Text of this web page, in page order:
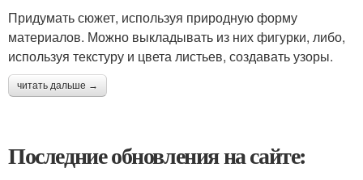
Придумать сюжет, используя природную форму
материалов. Можно выкладывать из них фигурки, либо,
используя текстуру и цвета листьев, создавать узоры.
читать дальше →
Последние обновления на сайте: